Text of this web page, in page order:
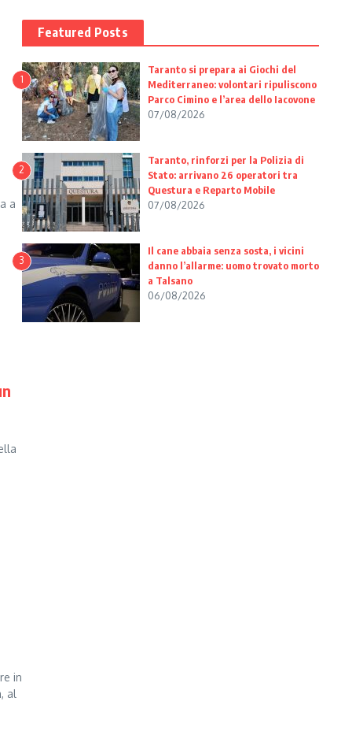
a
in
al
Featured Posts
1
Taranto si prepara ai Giochi del
Mediterraneo: volontari ripuliscono
Parco Cimino e l’area dello Iacovone
07/08/2026
2
Taranto, rinforzi per la Polizia di
Stato: arrivano 26 operatori tra
Questura e Reparto Mobile
07/08/2026
3
Il cane abbaia senza sosta, i vicini
danno l’allarme: uomo trovato morto
a Talsano
06/08/2026